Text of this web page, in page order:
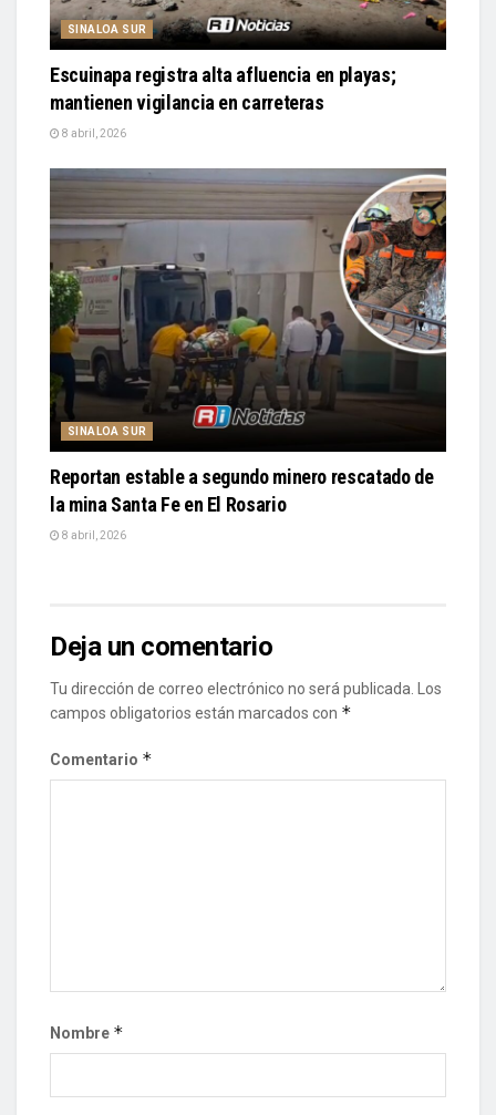
SINALOA SUR
Escuinapa registra alta afluencia en playas;
mantienen vigilancia en carreteras
8 abril, 2026
SINALOA SUR
Reportan estable a segundo minero rescatado de
la mina Santa Fe en El Rosario
8 abril, 2026
Deja un comentario
Tu dirección de correo electrónico no será publicada. Los
campos obligatorios están marcados con *
Comentario *
Nombre *